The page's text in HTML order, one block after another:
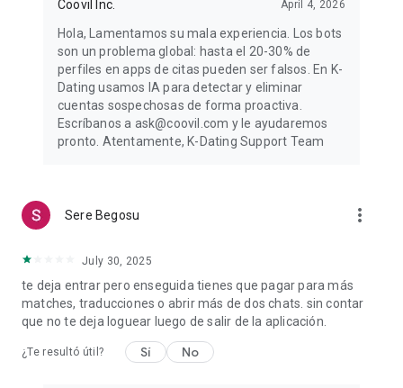
Coovil Inc. April 4, 2026
Hola, Lamentamos su mala experiencia. Los bots
son un problema global: hasta el 20-30% de
perfiles en apps de citas pueden ser falsos. En K-
Dating usamos IA para detectar y eliminar
cuentas sospechosas de forma proactiva.
Escríbanos a ask@coovil.com y le ayudaremos
pronto. Atentamente, K-Dating Support Team
Sere Begosu more_vert
July 30, 2025
te deja entrar pero enseguida tienes que pagar para más
matches, traducciones o abrir más de dos chats. sin contar
que no te deja loguear luego de salir de la aplicación.
¿Te resultó útil? Sí No